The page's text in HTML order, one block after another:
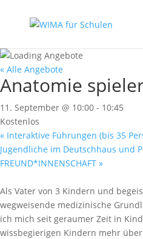
« Alle Angebote
Anatomie
11. September @ 10:00 - 10:45
Kostenlos
« Interaktive Führungen (bis 35
Jugendliche im Deutschhaus und
FREUND*INNENSCHAFT »
Als Vater von 3 Kindern und
wegweisende medizinische
ich mich seit geraumer Zeit in
wissbegierigen Kindern mehr